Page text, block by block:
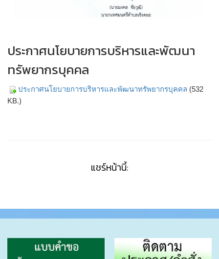
ประกาศนโยบายการบริหารและพัฒนา
ทรัพยากรบุคคล
ประกาศนโยบายการบริหารและพัฒนาทรัพยากรบุคคล (532
KB.)
แชร์หน้านี้: